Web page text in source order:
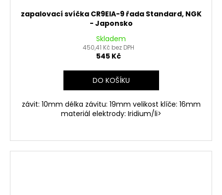
zapalovací svíčka CR9EIA-9 řada Standard, NGK
- Japonsko
Skladem
450,41 Kč bez DPH
545 Kč
DO KOŠÍKU
závit: 10mm délka závitu: 19mm velikost klíče: 16mm
materiál elektrody: Iridium/li>